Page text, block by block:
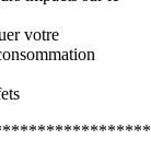
votre